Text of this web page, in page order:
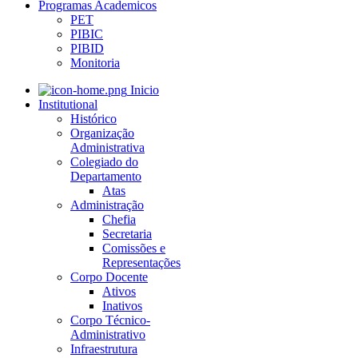
Programas Academicos
PET
PIBIC
PIBID
Monitoria
Inicio
Institutional
Histórico
Organização
Administrativa
Colegiado do
Departamento
Atas
Administração
Chefia
Secretaria
Comissões e
Representações
Corpo Docente
Ativos
Inativos
Corpo Técnico-
Administrativo
Infraestrutura